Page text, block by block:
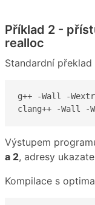
Příklad 2 -
realloc
Standardní
g++ -Wall -
clang++ -Wall -
Výstupem
a 2, adresy
Kompilace s